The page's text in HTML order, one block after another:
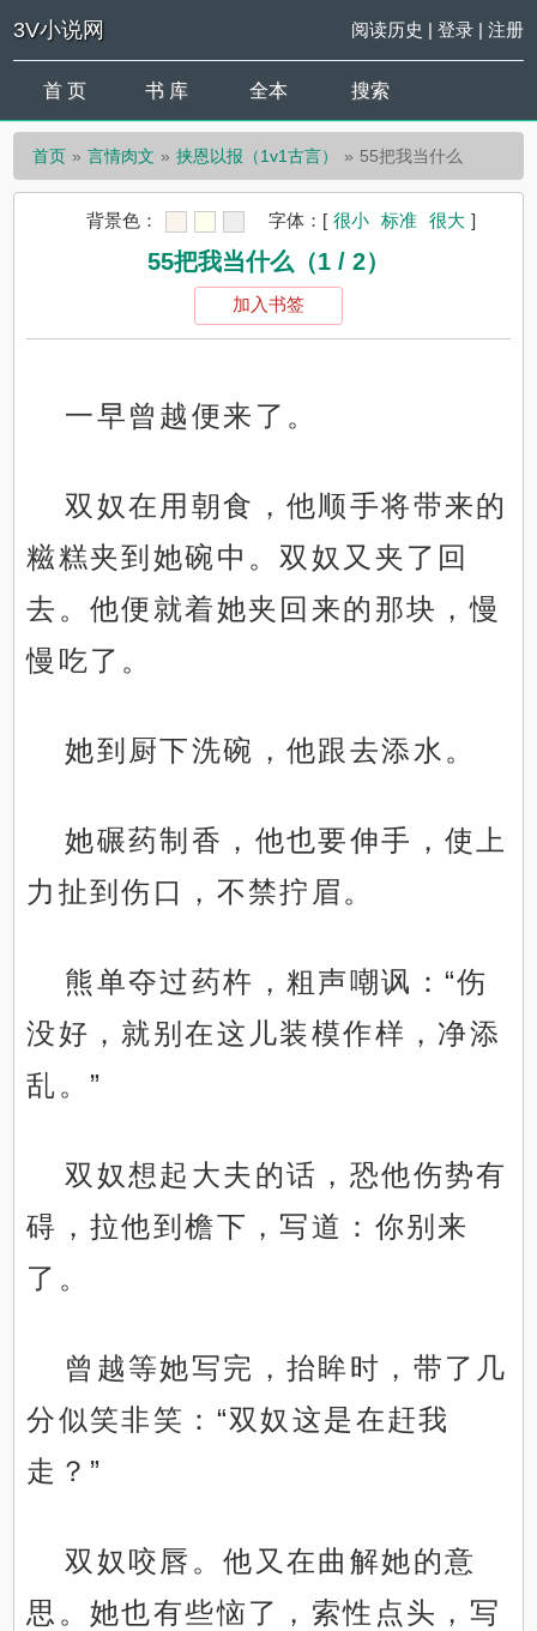
3V小说网 阅读历史 | 登录| 注册
首 页 书 库 全本 搜索
首页 言情肉文 挟恩以报（1v1古言） 55把我当什么
背景色： 字体： [ 很小 标准 很大 ]
55把我当什么（1 / 2）
加入书签
一早曾越便来了。
双奴在用朝食，他顺手将带来的
糍糕夹到她碗中。双奴又夹了回
去。他便就着她夹回来的那块，慢
慢吃了。
她到厨下洗碗，他跟去添水。
她碾药制香，他也要伸手，使上
力扯到伤口，不禁拧眉。
熊单夺过药杵，粗声嘲讽：“伤
没好，就别在这儿装模作样，净添
乱。”
双奴想起大夫的话，恐他伤势有
碍，拉他到檐下，写道：你别来
了。
曾越等她写完，抬眸时，带了几
分似笑非笑：“双奴这是在赶我
走？”
双奴咬唇。他又在曲解她的意
思。她也有些恼了，索性点头，写